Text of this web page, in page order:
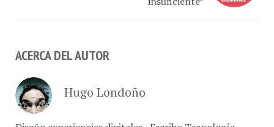
Diseño experiencias digitales · Escribo Tecnología